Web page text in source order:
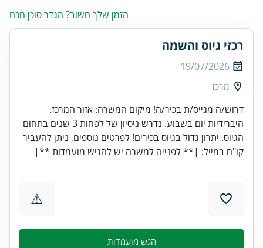
הזמן שלך חשוב? הגדר סוכן חכם
רכזי גיוס והשמה
19/07/2026
מרכז
דרוש/ה מגייס/ת בכיר/ה! מיקום המשרה: אזור המרכז.
היברידיות יום בשבוע. נדרש ניסיון של לפחות 3 שנים בתחום
הגיוס. יתרון גדול בגיוס בכירים! לפרטים נוספים, ניתן להעביר
קו"ח במייל: |** לפנייה למשרה יש להגיש מועמדות **|
⚠
הגש מועמדות